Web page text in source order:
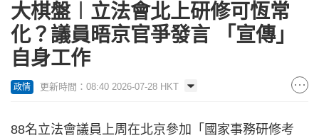
大棋盤︱立法會北上研修可恆常
化？議員晤京官爭發言 「宣傳」
自身工作
政情 更新時間：08:40 2026-07-28 HKT
88名立法會議員上周在北京參加「國家事務研修考